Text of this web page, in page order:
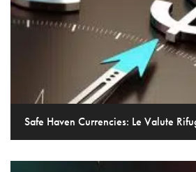
Safe Haven Currencies: Le Valute